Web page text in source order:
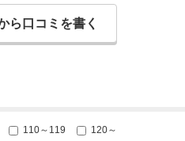
ら口コミを書く
110～119
120～